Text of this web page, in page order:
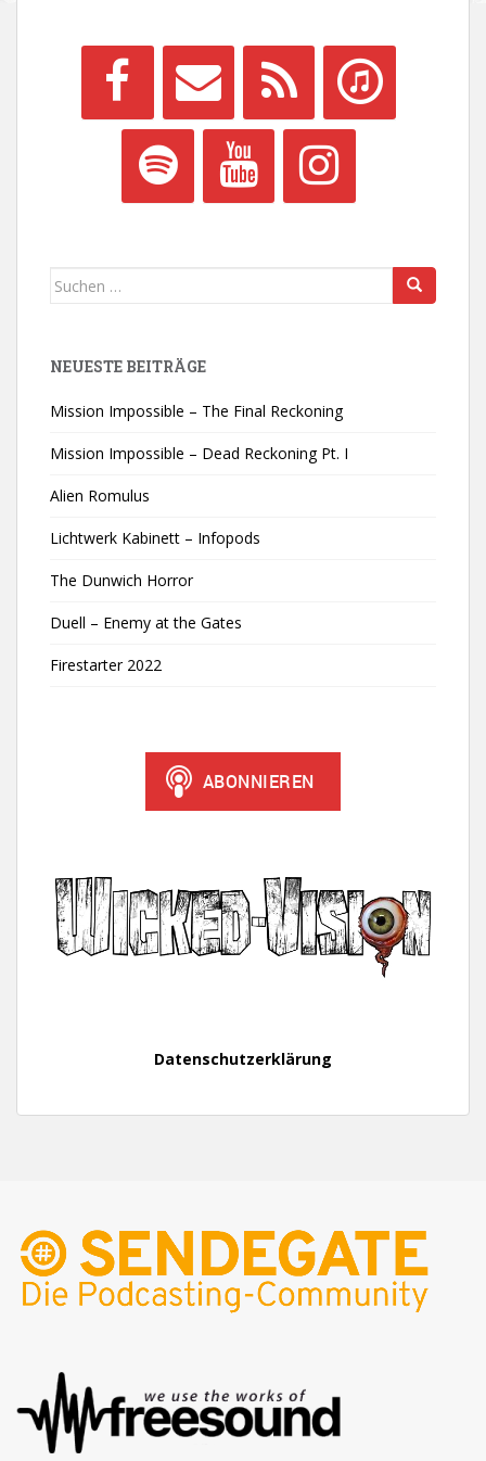
Suchen
NEUESTE BEITRÄGE
Mission Impossible – The Final Reckoning
Mission Impossible – Dead Reckoning Pt. I
Alien Romulus
Lichtwerk Kabinett – Infopods
The Dunwich Horror
Duell – Enemy at the Gates
Firestarter 2022
Datenschutzerklärung